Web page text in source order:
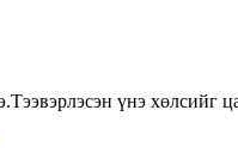
үнэ хөлсийг